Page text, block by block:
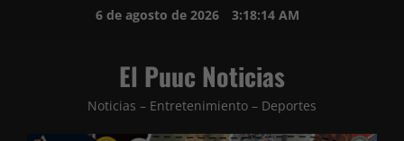
6 de agosto de 2026 3:18:16 AM
El Puuc Noticias
Noticias – Entretenimiento – Deportes